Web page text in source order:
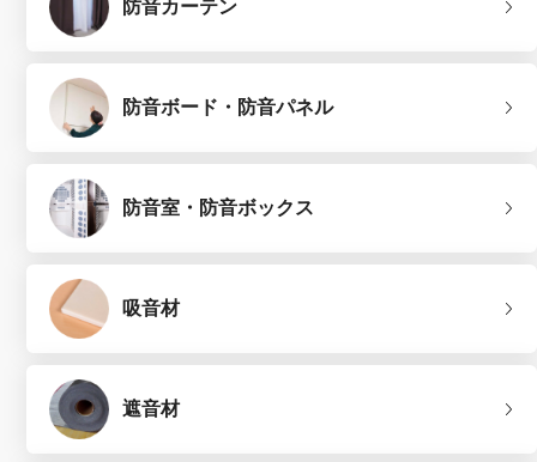
防音カーテン
防音ボード・防音パネル
防音室・防音ボックス
吸音材
遮音材